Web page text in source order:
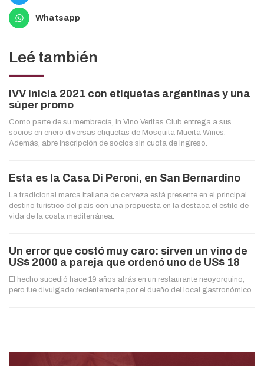
Whatsapp
Leé también
IVV inicia 2021 con etiquetas argentinas y una
súper promo
Como parte de su membrecía, In Vino Veritas Club entrega a sus
socios en enero diversas etiquetas de Mosquita Muerta Wines.
Además, abre inscripción de socios sin cuota de ingreso.
Esta es la Casa Di Peroni, en San Bernardino
La tradicional marca italiana de cerveza está presente en el principal
destino turístico del país con una propuesta en la destaca el estilo de
vida de la costa mediterránea.
Un error que costó muy caro: sirven un vino de
US$ 2000 a pareja que ordenó uno de US$ 18
El hecho sucedió hace 19 años atrás en un restaurante neoyorquino,
pero fue divulgado recientemente por el dueño del local gastronómico.